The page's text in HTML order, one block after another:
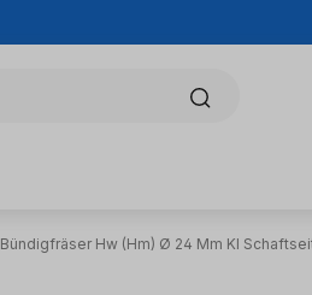
Bündigfräser Hw (Hm) Ø 24 Mm Kl